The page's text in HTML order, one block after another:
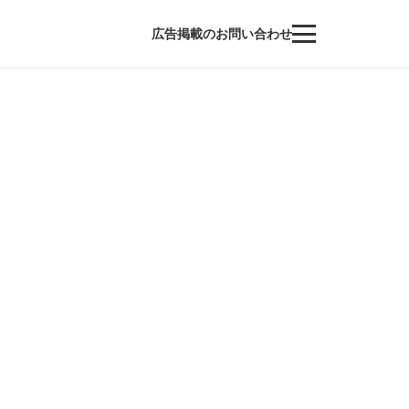
広告掲載のお問い合わせ